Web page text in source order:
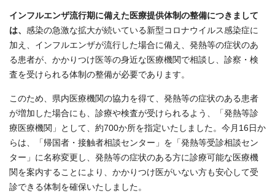
インフルエンザ流行期に備えた医療提供体制の整備につきまして
は、 感染の急激な拡大が続いている新型コロナウイルス感染症に
加え、インフルエンザが流行した場合に備え、発熱等の症状のあ
る患者が、かかりつけ医等の身近な医療機関で相談し、診察・検
査を受けられる体制の整備が必要であります。
このため、県内医療機関の協力を得て、発熱等の症状のある患者
が増加した場合にも、診療や検査が受けられるよう、「発熱等診
療医療機関」として、約700か所を指定いたしました。今月16日か
らは、「帰国者・接触者相談センター」を「発熱等受診相談セン
ター」に名称変更し、発熱等の症状のある方に診療可能な医療機
関を案内することにより、かかりつけ医がいない方も安心して受
診できる体制を確保いたしました。